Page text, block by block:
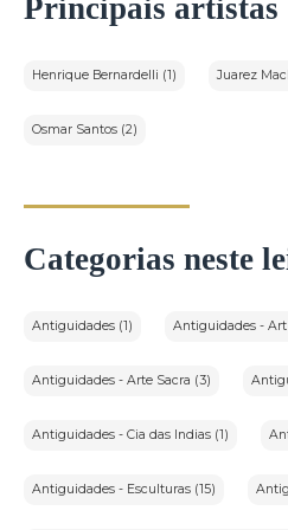
Principais artistas
Henrique Bernardelli (1) Juarez
Osmar Santos (2)
Categorias neste
Antiguidades (1) Antiguidades - Art
Antiguidades - Arte Sacra (3)
Antiguidades - Cia das Indias (1)
Antiguidades - Esculturas (15)